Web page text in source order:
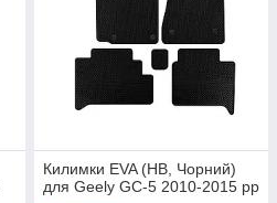
Килимки EVA (HB, Чорний)
для Geely GC-5 2010-2015 рр